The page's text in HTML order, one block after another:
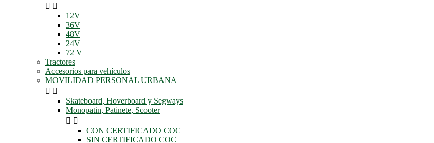
 
12V
36V
48V
24V
72 V
Tractores
Accesorios para vehículos
MOVILIDAD PERSONAL URBANA
 
Skateboard, Hoverboard y Segways
Monopatin, Patinete, Scooter
 
CON CERTIFICADO COC
SIN CERTIFICADO COC